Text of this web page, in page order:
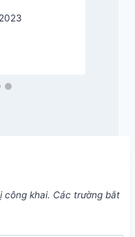
công khai. Các trường bắt